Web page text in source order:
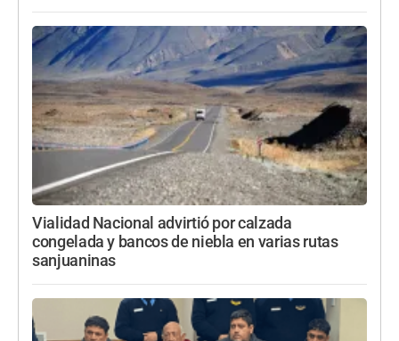
Vialidad Nacional advirtió por calzada
congelada y bancos de niebla en varias rutas
sanjuaninas